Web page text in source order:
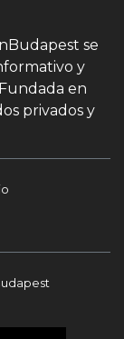
se
y
en
privados y